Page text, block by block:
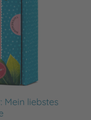
Mein liebstes